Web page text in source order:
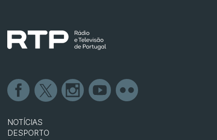
NOTÍCIAS
DESPORTO